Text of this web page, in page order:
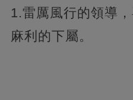
1.雷厲風行的領導
麻利的下屬。